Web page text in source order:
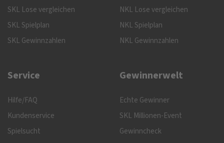
SKL Lose vergleichen
SKL Spielplan
SKL Gewinnzahlen
Service
Hilfe/FAQ
Kundenservice
Spielsucht
NKL Lose vergleichen
NKL Spielplan
NKL Gewinnzahlen
Gewinnerwelt
Echte Gewinner
SKL Millionen-Event
Gewinncheck